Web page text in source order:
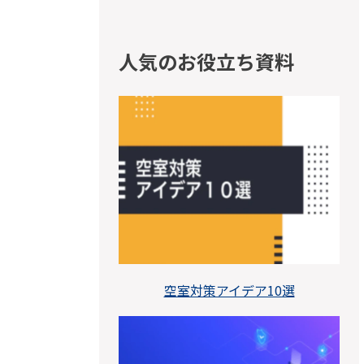
人気のお役立ち資料
空室対策アイデア10選